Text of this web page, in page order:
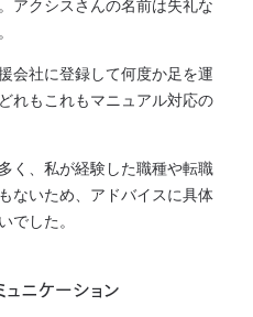
会社に登録して何度か足を運
れもこれもマニュアル対応の
く、私が経験した職種や転職
ないため、アドバイスに具体
した。
ニケーション